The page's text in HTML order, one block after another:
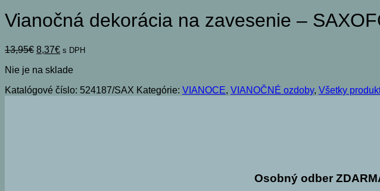
Vianočná dekorácia na zavesenie –
13,95€ Pôvodná
bola:
8,37€Aktuálna
je:
s DPH
Nie je na sklade
Katalógové číslo: 524187/SAX Kategórie: VIANOCE, VIANOČNÉ ozdoby, Všetky
Osobný odber